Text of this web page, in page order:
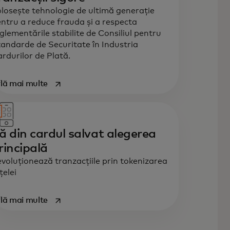
tehnologie de ultimă generație
a reduce frauda și a respecta
stabilite de Consiliul pentru
de Securitate în Industria
de Plată.
mai multe opens in a new tab
din cardul salvat alegerea
tranzacțiile prin tokenizarea
mai multe opens in a new tab